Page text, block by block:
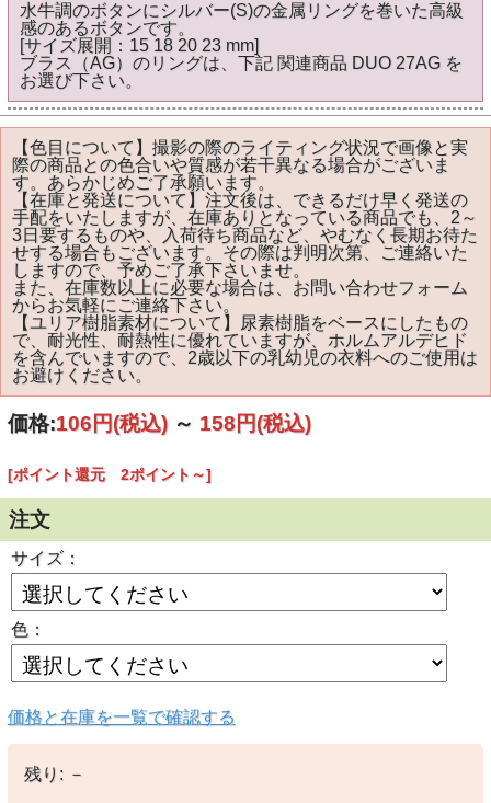
水牛調のボタンにシルバー(S)の金属リングを巻いた高級
感のあるボタンです。
[サイズ展開：15 18 20 23 mm]
ブラス（AG）のリングは、下記 関連商品 DUO 27AG を
お選び下さい。
【色目について】撮影の際のライティング状況で画像と実
際の商品との色合いや質感が若干異なる場合がございま
す。あらかじめご了承願います。
【在庫と発送について】注文後は、できるだけ早く発送の
手配をいたしますが、在庫ありとなっている商品でも、2～
3日要するものや、入荷待ち商品など、やむなく長期お待た
せする場合もございます。その際は判明次第、ご連絡いた
しますので、予めご了承下さいませ。
また、在庫数以上に必要な場合は、お問い合わせフォーム
からお気軽にご連絡下さい。
【ユリア樹脂素材について】尿素樹脂をベースにしたもの
で、耐光性、耐熱性に優れていますが、ホルムアルデヒド
を含んでいますので、2歳以下の乳幼児の衣料へのご使用は
お避けください。
価格:106円(税込) ～ 158円(税込)
[ポイント還元 2ポイント～]
注文
サイズ：
色：
価格と在庫を一覧で確認する
残り: －